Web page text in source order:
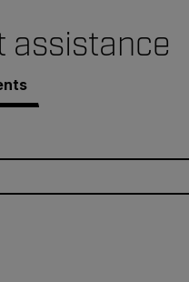
assistance